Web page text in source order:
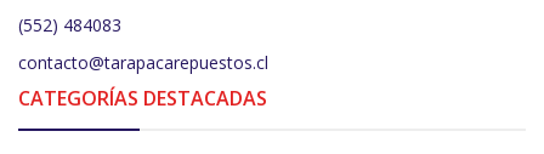
(552) 484083
contacto@tarapacarepuestos.cl
CATEGORÍAS DESTACADAS